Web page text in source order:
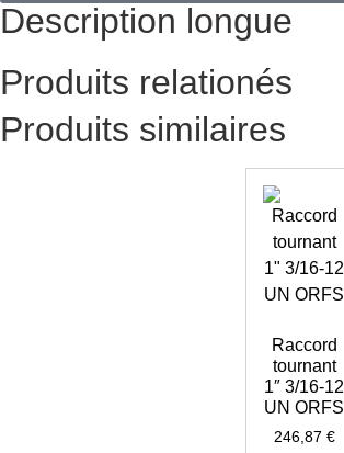
Description longue
Produits relationés
Produits similaires
Raccord
tournant
1″ 3/16-12
UN ORFS
246,87 €